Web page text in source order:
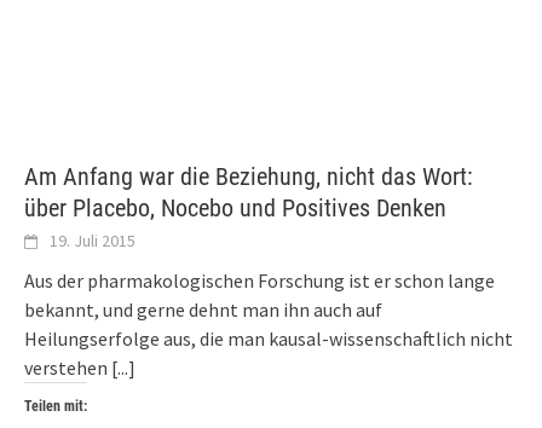
Am Anfang war die Beziehung, nicht das Wort:
über Placebo, Nocebo und Positives Denken
19. Juli 2015
Aus der pharmakologischen Forschung ist er schon lange
bekannt, und gerne dehnt man ihn auch auf
Heilungserfolge aus, die man kausal-wissenschaftlich nicht
verstehen [...]
Teilen mit: